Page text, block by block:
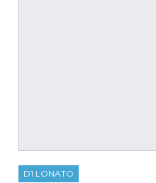
D1 LONATO